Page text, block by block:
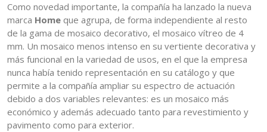
Como novedad importante, la compañía ha lanzado la nueva
marca Home que agrupa, de forma independiente al resto
de la gama de mosaico decorativo, el mosaico vítreo de 4
mm. Un mosaico menos intenso en su vertiente decorativa y
más funcional en la variedad de usos, en el que la empresa
nunca había tenido representación en su catálogo y que
permite a la compañía ampliar su espectro de actuación
debido a dos variables relevantes: es un mosaico más
económico y además adecuado tanto para revestimiento y
pavimento como para exterior.